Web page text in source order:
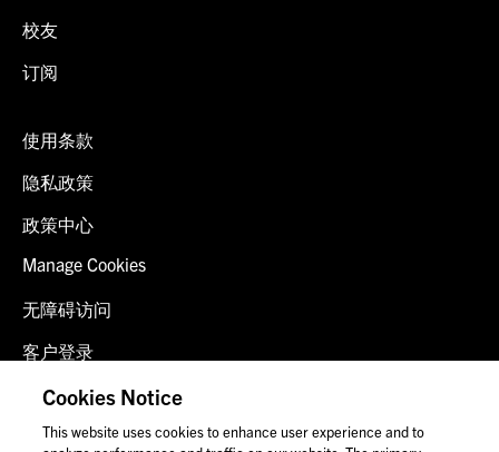
校友
订阅
使用条款
隐私政策
政策中心
Manage Cookies
无障碍访问
客户登录
诈骗预警
联系我们
Cookies Notice
This website uses cookies to enhance user experience and to